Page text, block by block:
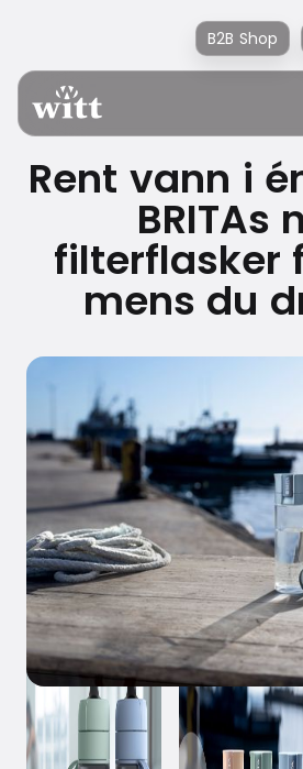
B2B Shop
Rent vann i
BRITAs
filterflasker
mens du